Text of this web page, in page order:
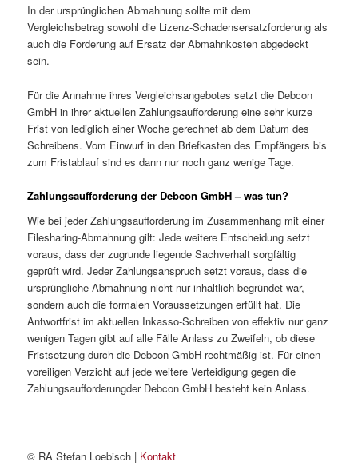
In der ursprünglichen Abmahnung sollte mit dem
Vergleichsbetrag sowohl die Lizenz-Schadensersatzforderung als
auch die Forderung auf Ersatz der Abmahnkosten abgedeckt
sein.
Für die Annahme ihres Vergleichsangebotes setzt die Debcon
GmbH in ihrer aktuellen Zahlungsaufforderung eine sehr kurze
Frist von lediglich einer Woche gerechnet ab dem Datum des
Schreibens. Vom Einwurf in den Briefkasten des Empfängers bis
zum Fristablauf sind es dann nur noch ganz wenige Tage.
Zahlungsaufforderung der Debcon GmbH – was tun?
Wie bei jeder Zahlungsaufforderung im Zusammenhang mit einer
Filesharing-Abmahnung gilt: Jede weitere Entscheidung setzt
voraus, dass der zugrunde liegende Sachverhalt sorgfältig
geprüft wird. Jeder Zahlungsanspruch setzt voraus, dass die
ursprüngliche Abmahnung nicht nur inhaltlich begründet war,
sondern auch die formalen Voraussetzungen erfüllt hat. Die
Antwortfrist im aktuellen Inkasso-Schreiben von effektiv nur ganz
wenigen Tagen gibt auf alle Fälle Anlass zu Zweifeln, ob diese
Fristsetzung durch die Debcon GmbH rechtmäßig ist. Für einen
voreiligen Verzicht auf jede weitere Verteidigung gegen die
Zahlungsaufforderungder Debcon GmbH besteht kein Anlass.
© RA Stefan Loebisch | Kontakt